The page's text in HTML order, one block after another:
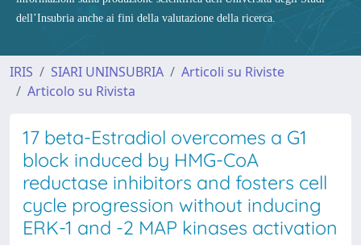
dell’Insubria anche ai fini della valutazione della ricerca.
IRIS SIARI UNINSUBRIA
Articoli su Riviste
Articolo su Rivista
17 beta-Estradiol overcomes a G1
block induced by HMG-CoA
reductase inhibitors and fosters cell
cycle progression without inducing
ERK-1 and -2 MAP kinases activation